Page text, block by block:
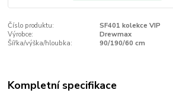
Číslo produktu:
SF401 kolekce VIP
Výrobce:
Drewmax
Šířka/výška/hloubka:
90/190/60 cm
Kompletní specifikace